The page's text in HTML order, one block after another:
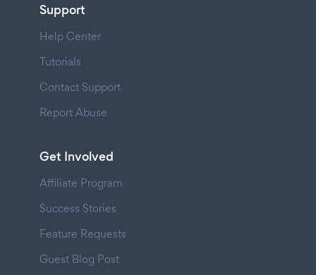
Support
Help Center
Tutorials
Contact Support
Report Abuse
Get Involved
Affiliate Program
Success Stories
Feature Requests
Guest Blog Post